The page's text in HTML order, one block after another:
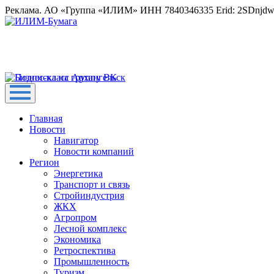
Реклама. АО «Группа «ИЛИМ» ИНН 7840346335 Erid:
Главная
Новости
Навигатор
Новости компаний
Регион
Энергетика
Транспорт и связь
Стройиндустрия
ЖКХ
Агропром
Лесной комплекс
Экономика
Ретроспектива
Промышленность